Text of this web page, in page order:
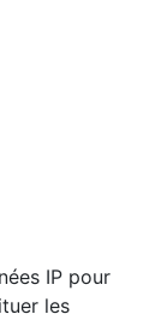
IP pour
les